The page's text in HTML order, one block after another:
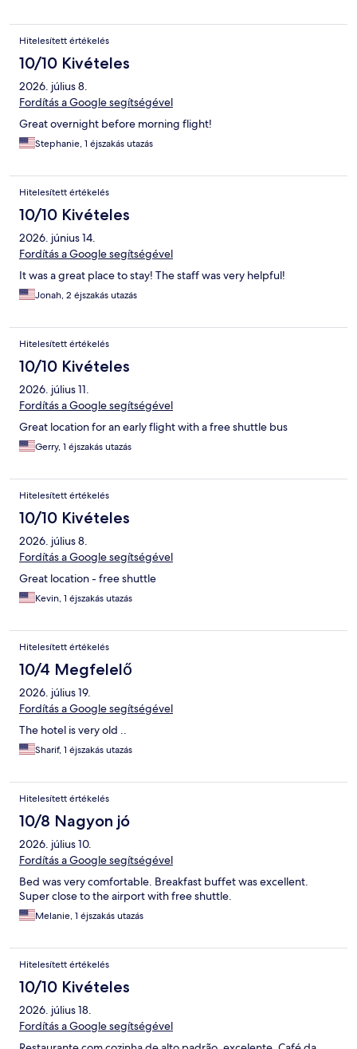
Hitelesített értékelés
10/10 Kivételes
2026. július 8.
Fordítás a Google segítségével
Great overnight before morning flight!
Stephanie, 1 éjszakás utazás
Hitelesített értékelés
10/10 Kivételes
2026. június 14.
Fordítás a Google segítségével
It was a great place to stay! The staff was very helpful!
Jonah, 2 éjszakás utazás
Hitelesített értékelés
10/10 Kivételes
2026. július 11.
Fordítás a Google segítségével
Great location for an early flight with a free shuttle bus
Gerry, 1 éjszakás utazás
Hitelesített értékelés
10/10 Kivételes
2026. július 8.
Fordítás a Google segítségével
Great location - free shuttle
Kevin, 1 éjszakás utazás
Hitelesített értékelés
10/4 Megfelelő
2026. július 19.
Fordítás a Google segítségével
The hotel is very old ..
Sharif, 1 éjszakás utazás
Hitelesített értékelés
10/8 Nagyon jó
2026. július 10.
Fordítás a Google segítségével
Bed was very comfortable. Breakfast buffet was excellent.
Super close to the airport with free shuttle.
Melanie, 1 éjszakás utazás
Hitelesített értékelés
10/10 Kivételes
2026. július 18.
Fordítás a Google segítségével